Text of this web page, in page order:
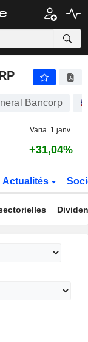
Bancorp
Varia. 1 janv.
+31,04%
Actualités